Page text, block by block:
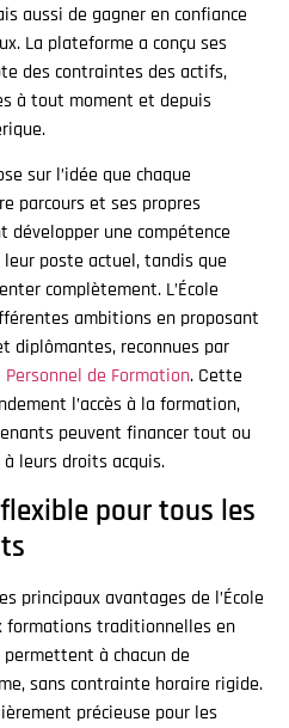
aussi de gagner en confiance
La plateforme a conçu ses
des contraintes des actifs,
à tout moment et depuis
sur l’idée que chaque
parcours et ses propres
une compétence
poste actuel, tandis que
complètement. L’École
ambitions en proposant
diplômantes, reconnues par
de Formation. Cette
l’accès à la formation,
peuvent financer tout ou
leurs droits acquis.
pour tous les
principaux avantages de l’École
formations traditionnelles en
à chacun de
sans contrainte horaire rigide.
précieuse pour les